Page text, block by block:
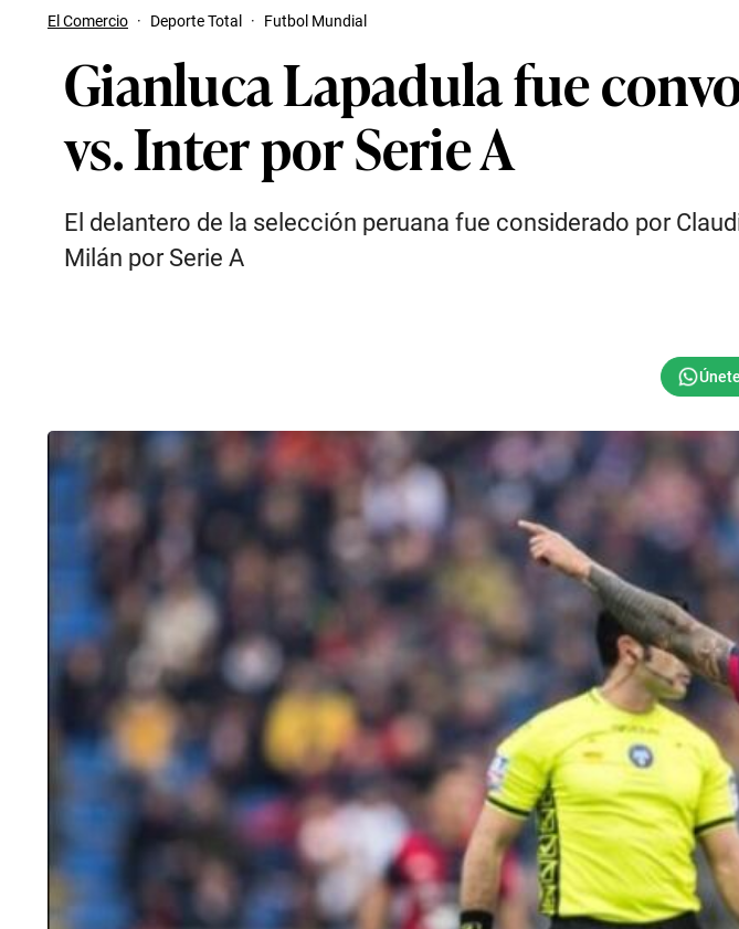
El Comercio · Deporte Total · Futbol Mundial
Gianluca Lapadula fue
vs. Inter por Serie A
El delantero de la selección peruana fue considerado por
Milán por Serie A